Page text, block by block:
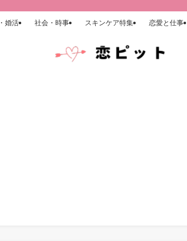
婚活 社会・時事 スキンケア特集 恋愛と仕事